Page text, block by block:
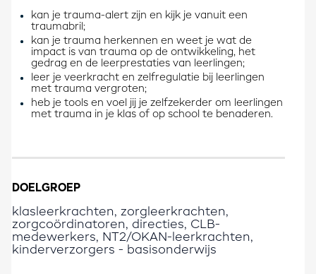
kan je trauma-alert zijn en kijk je vanuit een
traumabril;
kan je trauma herkennen en weet je wat de
impact is van trauma op de ontwikkeling, het
gedrag en de leerprestaties van leerlingen;
leer je veerkracht en zelfregulatie bij leerlingen
met trauma vergroten;​
heb je tools en voel jij je zelfzekerder om leerlingen
met trauma in je klas of op school te benaderen.
DOELGROEP
klasleerkrachten, zorgleerkrachten,
zorgcoördinatoren, directies, CLB-
medewerkers, NT2/OKAN-leerkrachten,
kinderverzorgers - basisonderwijs